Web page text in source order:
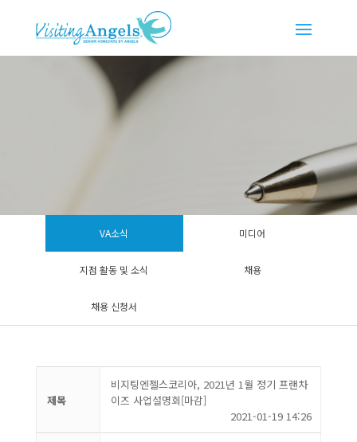
VA소식 미디어
지점 활동 및 소식 채용
채용 신청서
제목
비지팅엔젤스코리아, 2021년 1월 정기 프랜차
이즈 사업설명회[마감]
2021-01-19 14:26